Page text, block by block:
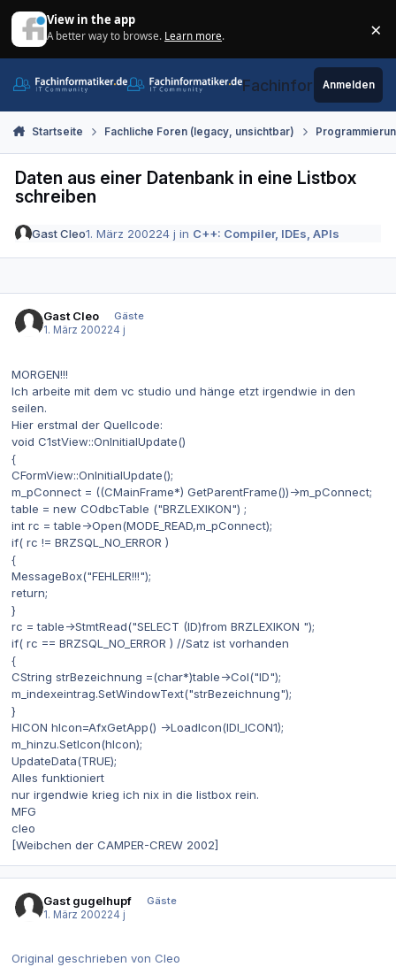
View in the app
A better way to browse. Learn more. ×
Fachinformatiker.de
Anmelden
Startseite Fachliche Foren (legacy, unsichtbar)
Daten aus einer Datenbank in eine Listbox
schreiben
Gast Cleo1. März 200224 j in C++: Compiler, IDEs, APIs
Gast Cleo
Gäste
1. März 200224 j
MORGEN!!!
Ich arbeite mit dem vc studio und hänge etzt irgendwie in den
seilen.
Hier erstmal der Quellcode:
void C1stView::OnInitialUpdate()
{
CFormView::OnInitialUpdate();
m_pConnect = ((CMainFrame*) GetParentFrame())->m_pConnect;
table = new COdbcTable ("BRZLEXIKON") ;
int rc = table->Open(MODE_READ,m_pConnect);
if( rc != BRZSQL_NO_ERROR )
{
MessageBox("FEHLER!!!");
return;
}
rc = table->StmtRead("SELECT (ID)from BRZLEXIKON ");
if( rc == BRZSQL_NO_ERROR ) //Satz ist vorhanden
{
CString strBezeichnung =(char*)table->Col("ID");
m_indexeintrag.SetWindowText("strBezeichnung");
}
HICON hIcon=AfxGetApp() ->LoadIcon(IDI_ICON1);
m_hinzu.SetIcon(hIcon);
UpdateData(TRUE);
Alles funktioniert
nur irgendwie krieg ich nix in die listbox rein.
MFG
cleo
[Weibchen der CAMPER-CREW 2002]
Gast gugelhupf
Gäste
1. März 200224 j
Original geschrieben von Cleo